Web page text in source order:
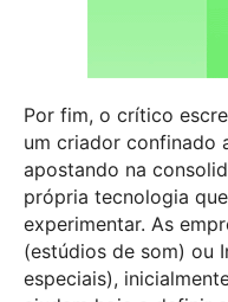
Por fim, o crítico
um criador confinado
apostando na
própria tecnologia
experimentar. As
(estúdios de som) ou
especiais),